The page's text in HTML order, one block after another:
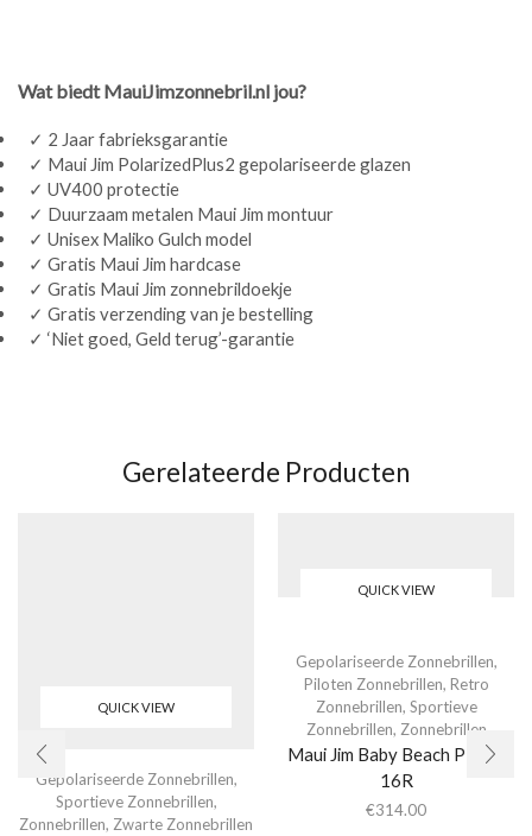
Wat biedt MauiJimzonnebril.nl jou?
✓ 2 Jaar fabrieksgarantie
✓ Maui Jim PolarizedPlus2 gepolariseerde glazen
✓ UV400 protectie
✓ Duurzaam metalen Maui Jim montuur
✓ Unisex Maliko Gulch model
✓ Gratis Maui Jim hardcase
✓ Gratis Maui Jim zonnebrildoekje
✓ Gratis verzending van je bestelling
✓ ‘Niet goed, Geld terug’-garantie
Gerelateerde Producten
QUICK VIEW
Gepolariseerde Zonnebrillen,
Sportieve Zonnebrillen,
Zonnebrillen, Zwarte Zonnebrillen
QUICK VIEW
Gepolariseerde Zonnebrillen,
Piloten Zonnebrillen, Retro
Zonnebrillen, Sportieve
Zonnebrillen, Zonnebrillen
Maui Jim Baby Beach P245-
16R
€314.00